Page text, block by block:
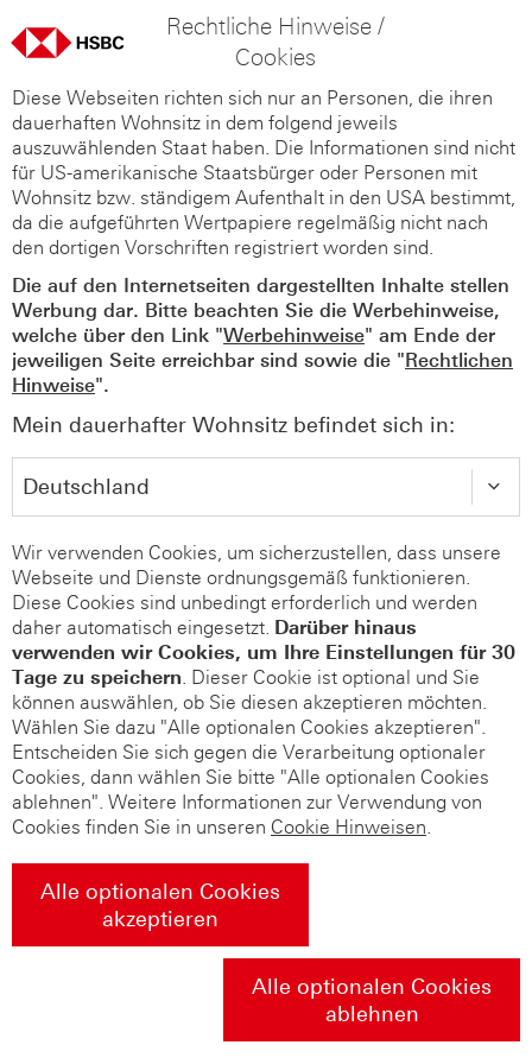
Rechtliche Hinweise /
Cookies
Diese Webseiten richten sich nur an Personen, die ihren
dauerhaften Wohnsitz in dem folgend jeweils
auszuwählenden Staat haben. Die Informationen sind nicht
für US-amerikanische Staatsbürger oder Personen mit
Wohnsitz bzw. ständigem Aufenthalt in den USA bestimmt,
da die aufgeführten Wertpapiere regelmäßig nicht nach
den dortigen Vorschriften registriert worden sind.
Die auf den Internetseiten dargestellten Inhalte stellen
Werbung dar. Bitte beachten Sie die Werbehinweise,
welche über den Link "Werbehinweise" am Ende der
jeweiligen Seite erreichbar sind sowie die "Rechtlichen
Hinweise".
Mein dauerhafter Wohnsitz befindet sich in:
Wir verwenden Cookies, um sicherzustellen, dass unsere
Webseite und Dienste ordnungsgemäß funktionieren.
Diese Cookies sind unbedingt erforderlich und werden
daher automatisch eingesetzt. Darüber hinaus
verwenden wir Cookies, um Ihre Einstellungen für 30
Tage zu speichern. Dieser Cookie ist optional und Sie
können auswählen, ob Sie diesen akzeptieren möchten.
Wählen Sie dazu "Alle optionalen Cookies akzeptieren".
Entscheiden Sie sich gegen die Verarbeitung optionaler
Cookies, dann wählen Sie bitte "Alle optionalen Cookies
ablehnen". Weitere Informationen zur Verwendung von
Cookies finden Sie in unseren Cookie Hinweisen.
Alle optionalen Cookies
akzeptieren
Alle optionalen Cookies
ablehnen